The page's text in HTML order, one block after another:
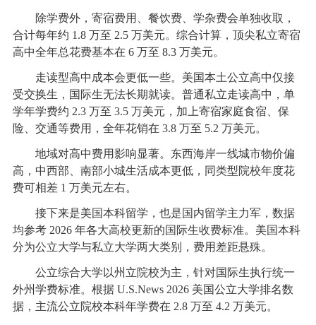
除学费外，寄宿费用、餐饮费、学杂费会单独收取，
合计每年约 1.8 万至 2.5 万美元。综合计算，顶尖私立寄宿
高中全年总花费基本在 6 万至 8.3 万美元。
走读型高中成本会更低一些。美国本土公立高中仅接
受交换生，国际生无法长期就读。普通私立走读高中，单
学年学费约 2.3 万至 3.5 万美元，加上寄宿家庭食宿、保
险、交通等费用，全年花销在 3.8 万至 5.2 万美元。
地域对高中费用影响显著。东西海岸一线城市物价偏
高，中西部、南部小城生活成本更低，同类型院校年度花
费可相差 1 万美元左右。
接下来是美国本科留学，也是国内留学主力军，数据
均参考 2026 年各大高校更新的国际生收费标准。美国本科
分为公立大学与私立大学两大类别，费用差距悬殊。
公立综合大学以州立院校为主，针对国际生执行统一
外州学费标准。根据 U.S.News 2026 美国公立大学排名数
据，主流公立院校本科年学费在 2.8 万至 4.2 万美元。